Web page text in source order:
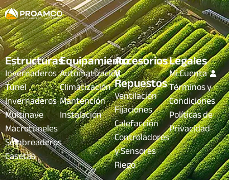
Estructuras
Invernaderos
Túnel
Invernaderos
Multinave
Macrotúneles
Sombreaderos
Casetas
Equipamiento
Automatización
Climatización
Mantención
Instalación
Accesorios
y
Repuestos
Ventilación
Fijaciones
Calefacción
Controladores
y Sensores
Riego
Legales
Mi Cuenta
Términos y
Condiciones
Políticas de
Privacidad